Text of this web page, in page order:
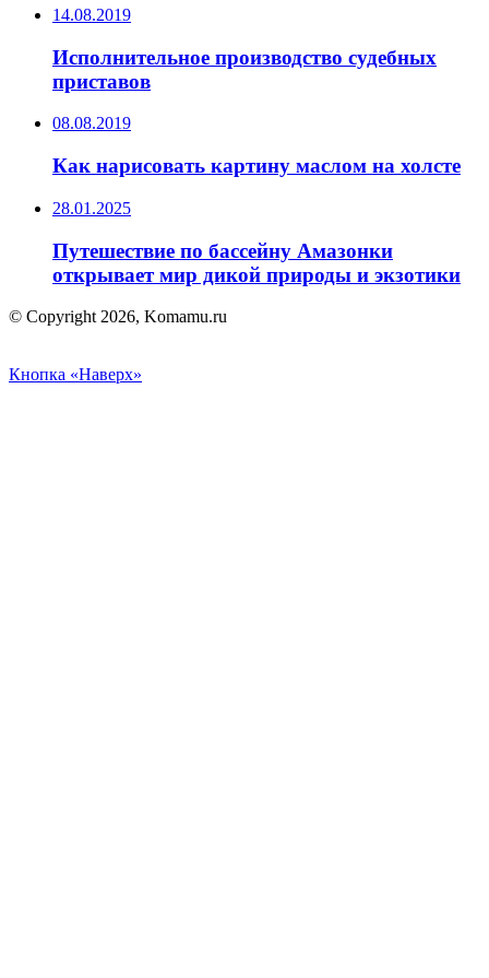
14.08.2019
Исполнительное производство судебных
приставов
08.08.2019
Как нарисовать картину маслом на холсте
28.01.2025
Путешествие по бассейну Амазонки
открывает мир дикой природы и экзотики
© Copyright 2026, Komamu.ru
Кнопка «Наверх»